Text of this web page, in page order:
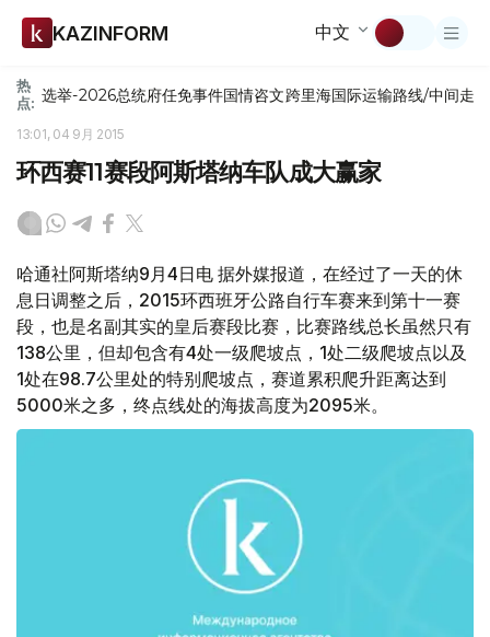
KAZINFORM 中文
热
点: 选举-2026总统府任免事件国情咨文跨里海国际运输路线/中间走廊
13:01, 04 9月 2015
环西赛11赛段阿斯塔纳车队成大赢家
哈通社阿斯塔纳9月4日电 据外媒报道，在经过了一天的休
息日调整之后，2015环西班牙公路自行车赛来到第十一赛
段，也是名副其实的皇后赛段比赛，比赛路线总长虽然只有
138公里，但却包含有4处一级爬坡点，1处二级爬坡点以及
1处在98.7公里处的特别爬坡点，赛道累积爬升距离达到
5000米之多，终点线处的海拔高度为2095米。